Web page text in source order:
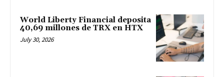
World Liberty Financial deposita
40,69 millones de TRX en HTX
July 30, 2026